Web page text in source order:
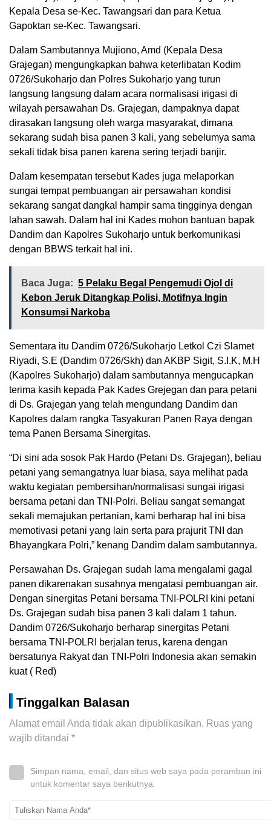
Kepala Desa se-Kec. Tawangsari dan para Ketua
Gapoktan se-Kec. Tawangsari.
Dalam Sambutannya Mujiono, Amd (Kepala Desa
Grajegan) mengungkapkan bahwa keterlibatan Kodim
0726/Sukoharjo dan Polres Sukoharjo yang turun
langsung langsung dalam acara normalisasi irigasi di
wilayah persawahan Ds. Grajegan, dampaknya dapat
dirasakan langsung oleh warga masyarakat, dimana
sekarang sudah bisa panen 3 kali, yang sebelumya sama
sekali tidak bisa panen karena sering terjadi banjir.
Dalam kesempatan tersebut Kades juga melaporkan
sungai tempat pembuangan air persawahan kondisi
sekarang sangat dangkal hampir sama tingginya dengan
lahan sawah. Dalam hal ini Kades mohon bantuan bapak
Dandim dan Kapolres Sukoharjo untuk berkomunikasi
dengan BBWS terkait hal ini.
Baca Juga: 5 Pelaku Begal Pengemudi Ojol di
Kebon Jeruk Ditangkap Polisi, Motifnya Ingin
Konsumsi Narkoba
Sementara itu Dandim 0726/Sukoharjo Letkol Czi Slamet
Riyadi, S.E (Dandim 0726/Skh) dan AKBP Sigit, S.I.K, M.H
(Kapolres Sukoharjo) dalam sambutannya mengucapkan
terima kasih kepada Pak Kades Grejegan dan para petani
di Ds. Grajegan yang telah mengundang Dandim dan
Kapolres dalam rangka Tasyakuran Panen Raya dengan
tema Panen Bersama Sinergitas.
“Di sini ada sosok Pak Hardo (Petani Ds. Grajegan), beliau
petani yang semangatnya luar biasa, saya melihat pada
waktu kegiatan pembersihan/normalisasi sungai irigasi
bersama petani dan TNI-Polri. Beliau sangat semangat
sekali memajukan pertanian, kami berharap hal ini bisa
memotivasi petani yang lain serta para prajurit TNI dan
Bhayangkara Polri,” kenang Dandim dalam sambutannya.
Persawahan Ds. Grajegan sudah lama mengalami gagal
panen dikarenakan susahnya mengatasi pembuangan air.
Dengan sinergitas Petani bersama TNI-POLRI kini petani
Ds. Grajegan sudah bisa panen 3 kali dalam 1 tahun.
Dandim 0726/Sukoharjo berharap sinergitas Petani
bersama TNI-POLRI berjalan terus, karena dengan
bersatunya Rakyat dan TNI-Polri Indonesia akan semakin
kuat ( Red)
Tinggalkan Balasan
Alamat email Anda tidak akan dipublikasikan. Ruas yang
wajib ditandai *
Simpan nama, email, dan situs web saya pada peramban ini
untuk komentar saya berikutnya.